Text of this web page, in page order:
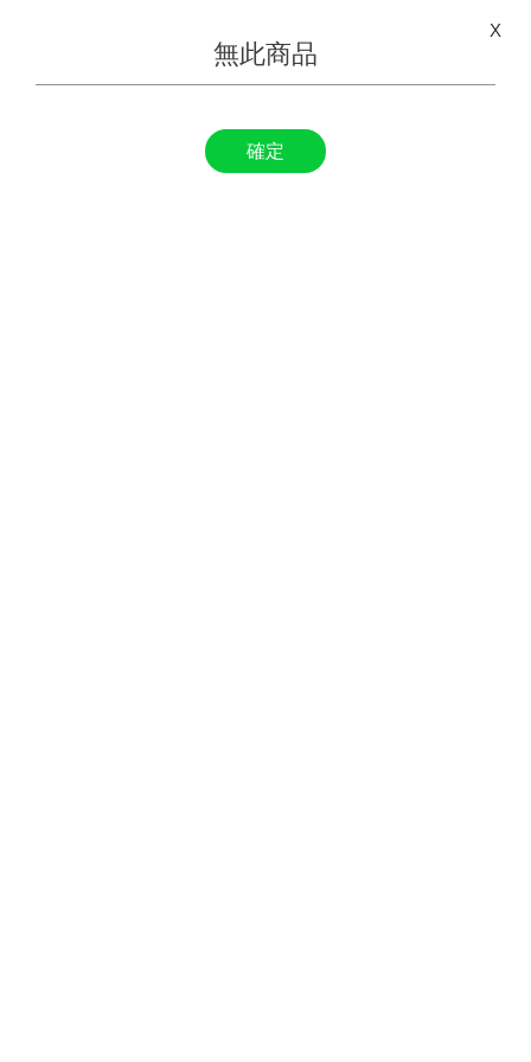
X
無此商品
確定